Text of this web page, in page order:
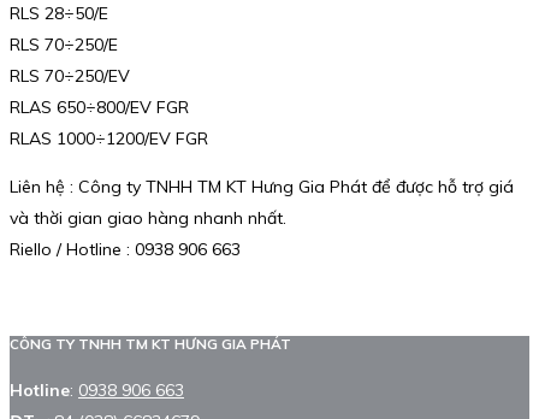
RLS 28÷50/E
RLS 70÷250/E
RLS 70÷250/EV
RLAS 650÷800/EV FGR
RLAS 1000÷1200/EV FGR
Liên hệ : Công ty TNHH TM KT Hưng Gia Phát để được hỗ trợ giá
và thời gian giao hàng nhanh nhất.
Riello / Hotline : 0938 906 663
CÔNG TY TNHH TM KT HƯNG GIA PHÁT
Hotline: 0938 906 663